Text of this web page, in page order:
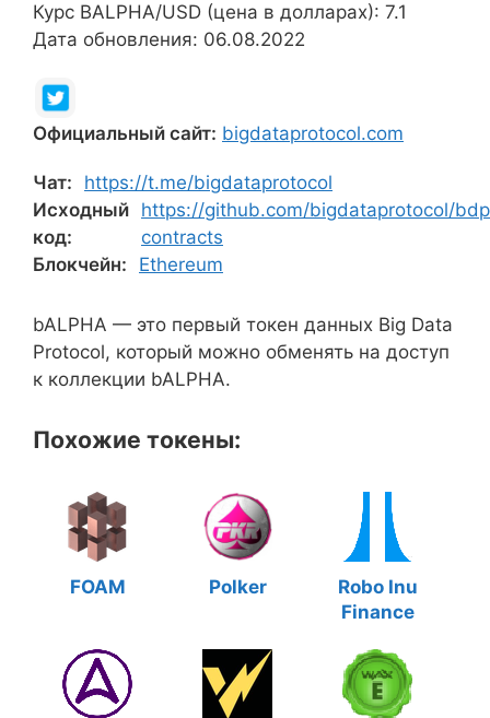
Курс BALPHA/USD (цена в долларах): 7.1
Дата обновления: 06.08.2022
Официальный сайт: bigdataprotocol.com
Чат:
https://t.me/bigdataprotocol
Исходный
код:
https://github.com/bigdataprotocol/
contracts
Блокчейн:
Ethereum
bALPHA — это первый токен данных Big Data
Protocol, который можно обменять на доступ
к коллекции bALPHA.
Похожие токены:
FOAM Polker
Robo Inu
Finance